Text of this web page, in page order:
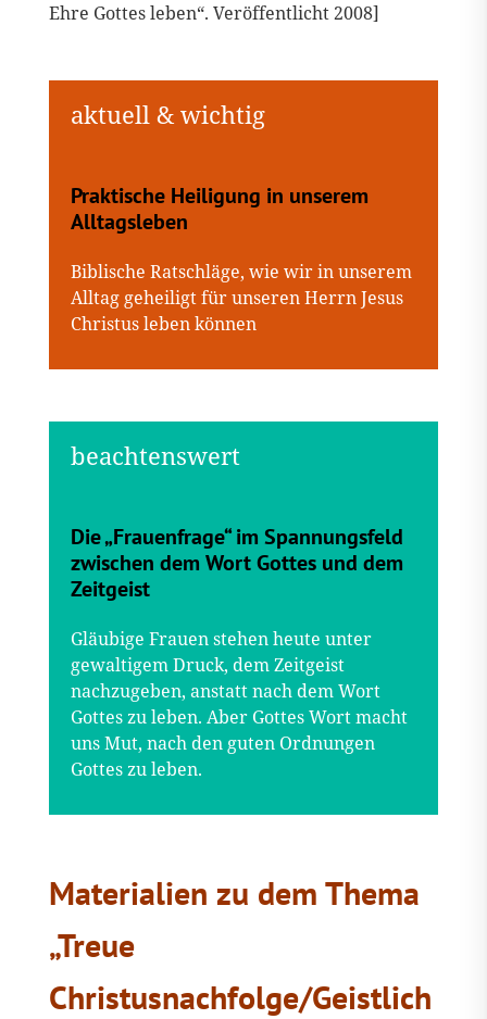
Ehre Gottes leben“. Veröffentlicht 2008]
Praktische Heiligung in unserem
Alltagsleben
Biblische Ratschläge, wie wir in unserem
Alltag geheiligt für unseren Herrn Jesus
Christus leben können
Die „Frauenfrage“ im Spannungsfeld
zwischen dem Wort Gottes und dem
Zeitgeist
Gläubige Frauen stehen heute unter
gewaltigem Druck, dem Zeitgeist
nachzugeben, anstatt nach dem Wort
Gottes zu leben. Aber Gottes Wort macht
uns Mut, nach den guten Ordnungen
Gottes zu leben.
Materialien zu dem Thema
„Treue
Christusnachfolge/Geistlich